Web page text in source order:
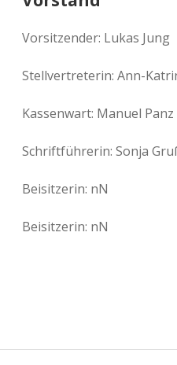
Vorsitzender: Lukas Jung
Stellvertreterin: Ann-
Kassenwart: Manuel Panz
Schriftführerin: Sonja
Beisitzerin: nN
Beisitzerin: nN